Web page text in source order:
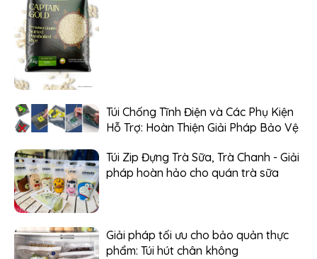
Túi Chống Tĩnh Điện và Các Phụ Kiện
Hỗ Trợ: Hoàn Thiện Giải Pháp Bảo Vệ
Túi Zip Đựng Trà Sữa, Trà Chanh - Giải
pháp hoàn hảo cho quán trà sữa
Giải pháp tối ưu cho bảo quản thực
phẩm: Túi hút chân không